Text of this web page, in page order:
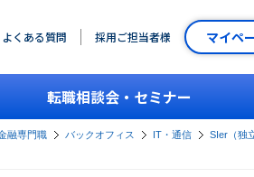
よくある質問 採用ご担当者様 マイペ
転職相談会・セミナー
融専門職 バックオフィス IT・通信
SIer（独